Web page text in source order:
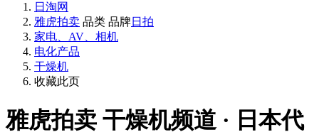
日淘网
雅虎拍卖 品类 品牌日拍
家电、AV、相机
电化产品
干燥机
收藏此页
雅虎拍卖 干燥机频道 · 日本代